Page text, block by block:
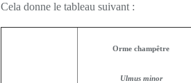
Cela donne le tableau suivant :
Orme champêtre
Ulmus minor